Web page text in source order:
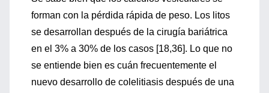
forman con la pérdida rápida de peso. Los litos
se desarrollan después de la cirugía bariátrica
en el 3% a 30% de los casos [18,36]. Lo que no
se entiende bien es cuán frecuentemente el
nuevo desarrollo de colelitiasis después de una